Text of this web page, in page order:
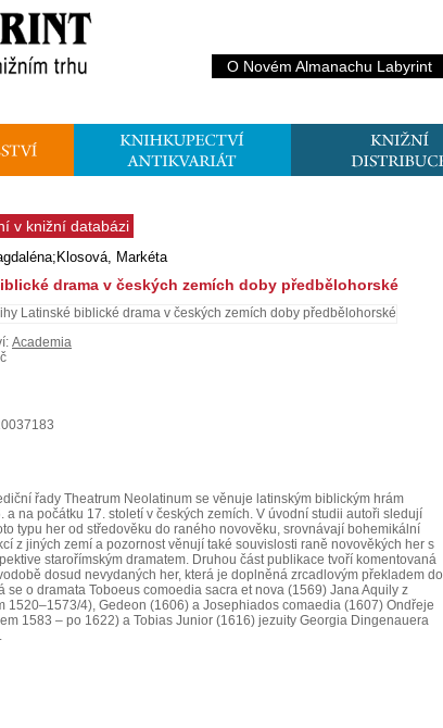
O Novém Almanachu Labyrint
v knižní databázi
Markéta
drama v českých zemích doby předbělohorské
Academia
řady Theatrum Neolatinum se věnuje latinským biblickým hrám
a na počátku 17. století v českých zemích. V úvodní studii autoři sledují
typu her od středověku do raného novověku, srovnávají bohemikální
z jiných zemí a pozornost věnují také souvislosti raně novověkých her s
starořímským dramatem. Druhou část publikace tvoří komentovaná
dosud nevydaných her, která je doplněná zrcadlovým překladem do
se o dramata Toboeus comoedia sacra et nova (1569) Jana Aquily z
1520–1573/4), Gedeon (1606) a Josephiados comaedia (1607) Ondřeje
1583 – po 1622) a Tobias Junior (1616) jezuity Georgia Dingenauera